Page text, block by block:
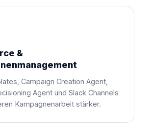
&
Campaign Creation Agent,
Agent und Slack Channels
Kampagnenarbeit stärker.